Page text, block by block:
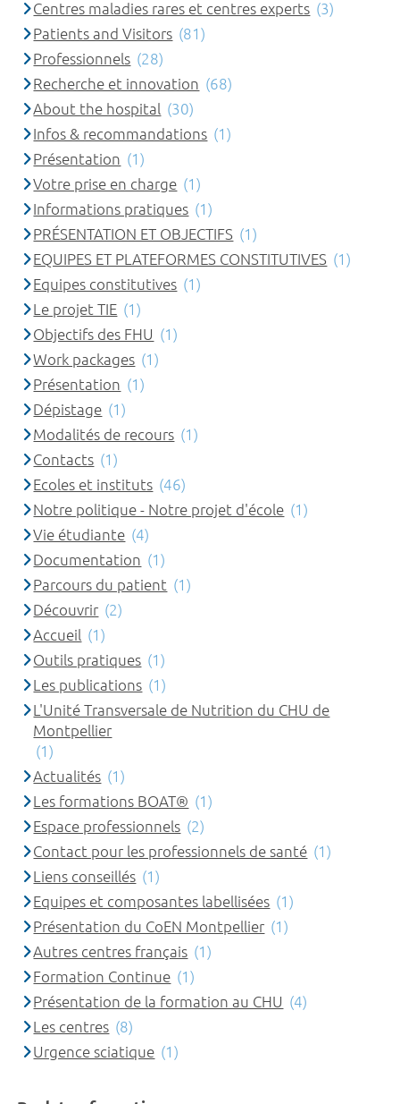
Centres maladies rares et centres experts (3)
Patients and Visitors (81)
Professionnels (28)
Recherche et innovation (68)
About the hospital (30)
Infos & recommandations (1)
Présentation (1)
Votre prise en charge (1)
Informations pratiques (1)
PRÉSENTATION ET OBJECTIFS (1)
EQUIPES ET PLATEFORMES CONSTITUTIVES (1)
Equipes constitutives (1)
Le projet TIE (1)
Objectifs des FHU (1)
Work packages (1)
Présentation (1)
Dépistage (1)
Modalités de recours (1)
Contacts (1)
Ecoles et instituts (46)
Notre politique - Notre projet d'école (1)
Vie étudiante (4)
Documentation (1)
Parcours du patient (1)
Découvrir (2)
Accueil (1)
Outils pratiques (1)
Les publications (1)
L'Unité Transversale de Nutrition du CHU de
Montpellier
(1)
Actualités (1)
Les formations BOAT® (1)
Espace professionnels (2)
Contact pour les professionnels de santé (1)
Liens conseillés (1)
Equipes et composantes labellisées (1)
Présentation du CoEN Montpellier (1)
Autres centres français (1)
Formation Continue (1)
Présentation de la formation au CHU (4)
Les centres (8)
Urgence sciatique (1)